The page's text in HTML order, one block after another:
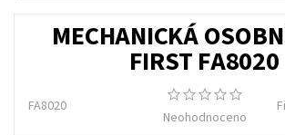
MECHANICKÁ
FIRST FA8020
FA8020
Neohodnoceno